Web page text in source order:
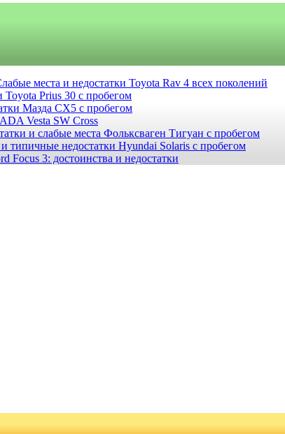
места и недостатки Toyota Rav 4 всех поколений
Toyota Prius 30 с пробегом
Мазда СХ5 с пробегом
Vesta SW Cross
и слабые места Фольксваген Тигуан с пробегом
типичные недостатки Hyundai Solaris с пробегом
Focus 3: достоинства и недостатки